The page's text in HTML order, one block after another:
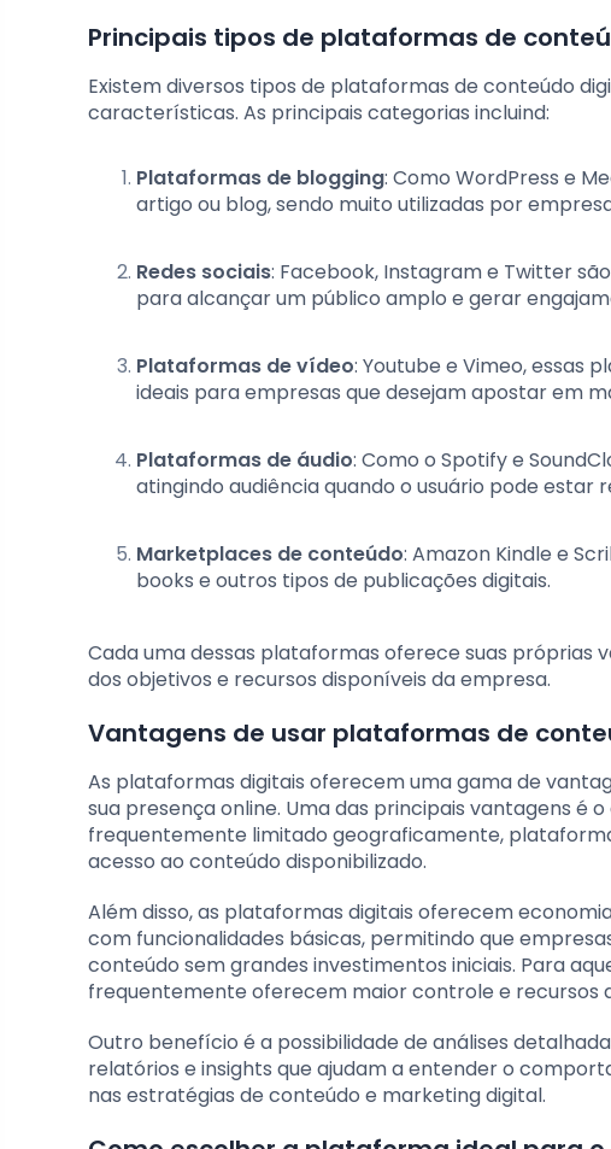
Principais tipos de plataformas de
Existem diversos tipos de plataformas de conteúdo
características. As principais categorias incluind:
Plataformas de blogging: Como WordPress e
artigo ou blog, sendo muito utilizadas por
Redes sociais: Facebook, Instagram e Twitter
para alcançar um público amplo e gerar
Plataformas de vídeo: Youtube e Vimeo, essas
ideais para empresas que desejam apostar em
Plataformas de áudio: Como o Spotify e
atingindo audiência quando o usuário pode estar
Marketplaces de conteúdo: Amazon Kindle e
books e outros tipos de publicações digitais.
Cada uma dessas plataformas oferece suas próprias
dos objetivos e recursos disponíveis da empresa.
Vantagens de usar plataformas de
As plataformas digitais oferecem uma gama de
sua presença online. Uma das principais vantagens é
frequentemente limitado geograficamente,
acesso ao conteúdo disponibilizado.
Além disso, as plataformas digitais oferecem
com funcionalidades básicas, permitindo que
conteúdo sem grandes investimentos iniciais. Para
frequentemente oferecem maior controle e recursos
Outro benefício é a possibilidade de análises
relatórios e insights que ajudam a entender o
nas estratégias de conteúdo e marketing digital.